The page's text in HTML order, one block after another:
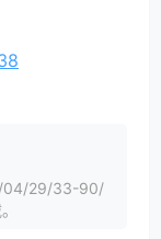
04/29/33-90/